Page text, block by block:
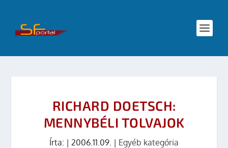
RICHARD DOETSCH:
MENNYBÉLI TOLVAJOK
Írta: | 2006.11.09. | Egyéb kategória